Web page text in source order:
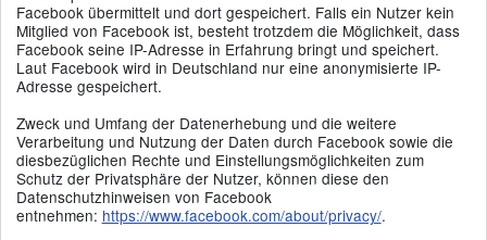
Facebook übermittelt und dort gespeichert. Falls ein Nutzer kein
Mitglied von Facebook ist, besteht trotzdem die Möglichkeit, dass
Facebook seine IP-Adresse in Erfahrung bringt und speichert.
Laut Facebook wird in Deutschland nur eine anonymisierte IP-
Adresse gespeichert.
Zweck und Umfang der Datenerhebung und die weitere
Verarbeitung und Nutzung der Daten durch Facebook sowie die
diesbezüglichen Rechte und Einstellungsmöglichkeiten zum
Schutz der Privatsphäre der Nutzer, können diese den
Datenschutzhinweisen von Facebook
entnehmen: https://www.facebook.com/about/privacy/.